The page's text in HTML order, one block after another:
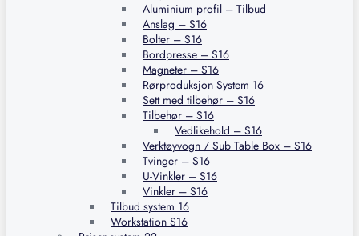
Aluminium profil – Tilbud
Anslag – S16
Bolter – S16
Bordpresse – S16
Magneter – S16
Rørproduksjon System 16
Sett med tilbehør – S16
Tilbehør – S16
Vedlikehold – S16
Verktøyvogn / Sub Table Box – S16
Tvinger – S16
U-Vinkler – S16
Vinkler – S16
Tilbud system 16
Workstation S16